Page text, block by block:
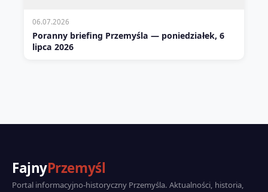
06.07.2026
Poranny briefing Przemyśla — poniedziałek, 6
lipca 2026
FajnyPrzemyśl
Portal informacyjno-historyczny Przemyśla. Aktualności, historia,